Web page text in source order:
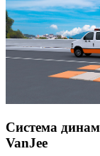
Система
VanJee